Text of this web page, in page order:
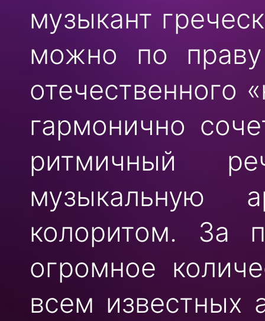
музыкант
можно по праву
отечественного
гармонично
ритмичный
музыкальную
колоритом. За
огромное
всем известных